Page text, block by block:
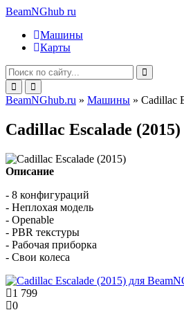
BeamNGhub ru
Машины
Карты
BeamNGhub.ru » Машины » Cadillac
Cadillac Escalade
Описание
- 8 конфигураций
- Неплохая модель
- Openable
- PBR текстуры
- Рабочая приборка
- Свои колеса
1 799
0